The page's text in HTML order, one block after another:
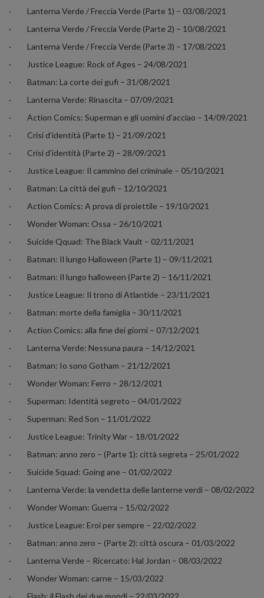
·
Lanterna Verde / Freccia Verde (Parte 1) – 03/08/2021
·
Lanterna Verde / Freccia Verde (Parte 2) – 10/08/2021
·
Lanterna Verde / Freccia Verde (Parte 3) – 17/08/2021
·
Justice League: Rock of Ages – 24/08/2021
·
Batman: La corte dei gufi – 31/08/2021
·
Lanterna Verde: Rinascita – 07/09/2021
·
Action Comics: Superman e gli uomini d’acciao – 14/09/2021
·
Crisi d’identità (Parte 1) – 21/09/2021
·
Crisi d’identità (Parte 2) – 28/09/2021
·
Justice League: Il cammino del criminale – 05/10/2021
·
Batman: La città dei gufi – 12/10/2021
·
Action Comics: A prova di proiettile – 19/10/2021
·
Wonder Woman: Ossa – 26/10/2021
·
Suicide Qquad: The Black Vault – 02/11/2021
·
Batman: Il lungo Halloween (Parte 1) – 09/11/2021
·
Batman: Il lungo halloween (Parte 2) – 16/11/2021
·
Justice League: Il trono di Atlantide – 23/11/2021
·
Batman: morte della famiglia – 30/11/2021
·
Action Comics: alla fine dei giorni – 07/12/2021
·
Lanterna Verde: Nessuna paura – 14/12/2021
·
Batman: Io sono Gotham – 21/12/2021
·
Wonder Woman: Ferro – 28/12/2021
·
Superman: Identità segreto – 04/01/2022
·
Superman: Red Son – 11/01/2022
·
Justice League: Trinity War – 18/01/2022
·
Batman: anno zero – (Parte 1): città segreta – 25/01/2022
·
Suicide Squad: Going ane – 01/02/2022
·
Lanterna Verde: la vendetta delle lanterne verdi – 08/02/2022
·
Wonder Woman: Guerra – 15/02/2022
·
Justice League: Eroi per sempre – 22/02/2022
·
Batman: anno zero – (Parte 2): città oscura – 01/03/2022
·
Lanterna Verde – Ricercato: Hal Jordan – 08/03/2022
·
Wonder Woman: carne – 15/03/2022
·
Flash: il Flash dei due mondi – 22/03/2022